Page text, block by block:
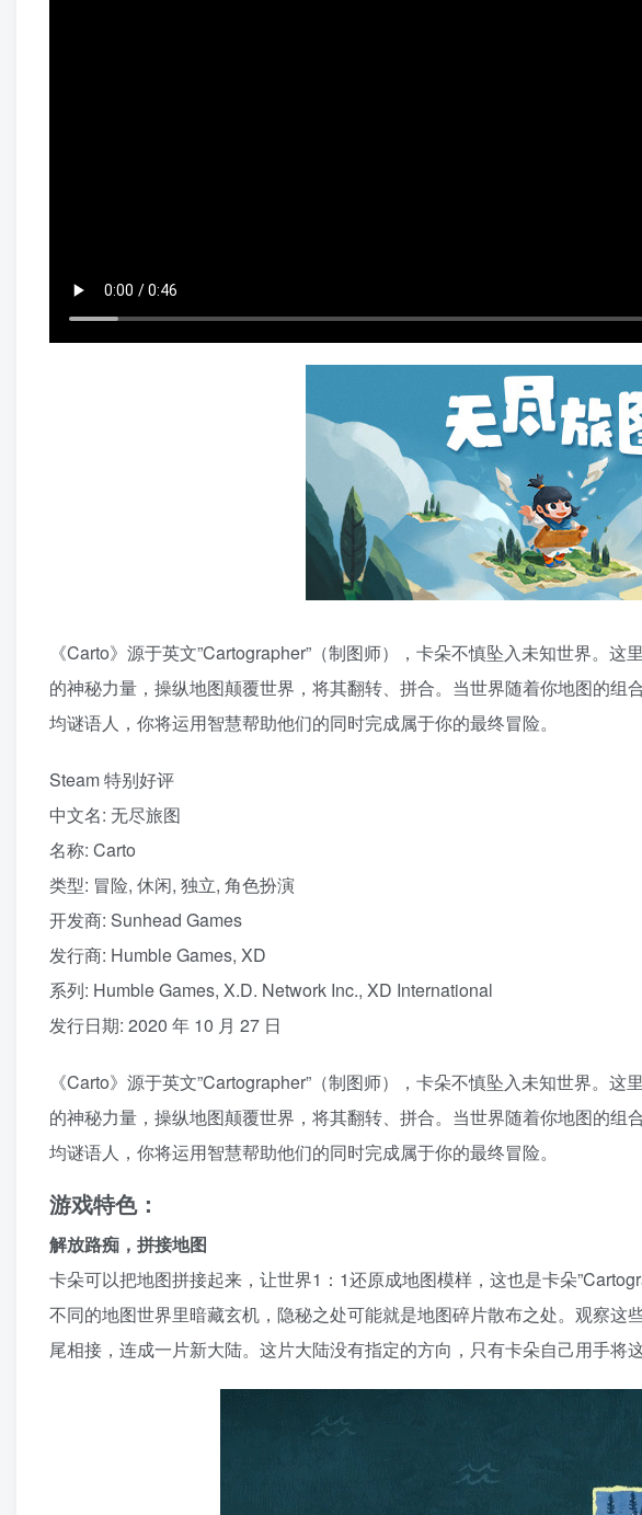
《Carto》源于英文”Cartographer”（制图师），卡朵不慎坠入未知世界。
的神秘力量，操纵地图颠覆世界，将其翻转、拼合。当世界随着你地图的组
均谜语人，你将运用智慧帮助他们的同时完成属于你的最终冒险。
Steam 特别好评
中文名: 无尽旅图
名称: Carto
类型: 冒险, 休闲, 独立, 角色扮演
开发商: Sunhead Games
发行商: Humble Games, XD
系列: Humble Games, X.D. Network Inc., XD International
发行日期: 2020 年 10 月 27 日
《Carto》源于英文”Cartographer”（制图师），卡朵不慎坠入未知世界。
的神秘力量，操纵地图颠覆世界，将其翻转、拼合。当世界随着你地图的组
均谜语人，你将运用智慧帮助他们的同时完成属于你的最终冒险。
游戏特色：
解放路痴，拼接地图
卡朵可以把地图拼接起来，让世界1：1还原成地图模样，这也是卡朵
不同的地图世界里暗藏玄机，隐秘之处可能就是地图碎片散布之处。观察
尾相接，连成一片新大陆。这片大陆没有指定的方向，只有卡朵自己用手将